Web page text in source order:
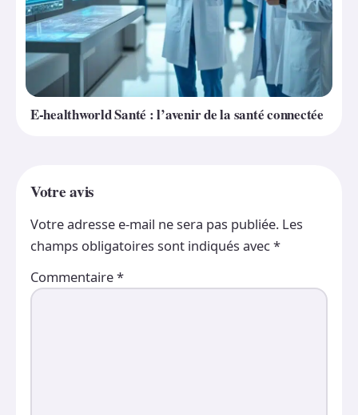
E-healthworld Santé : l’avenir de la santé connectée
Votre avis
Votre adresse e-mail ne sera pas publiée. Les
champs obligatoires sont indiqués avec*
Commentaire*